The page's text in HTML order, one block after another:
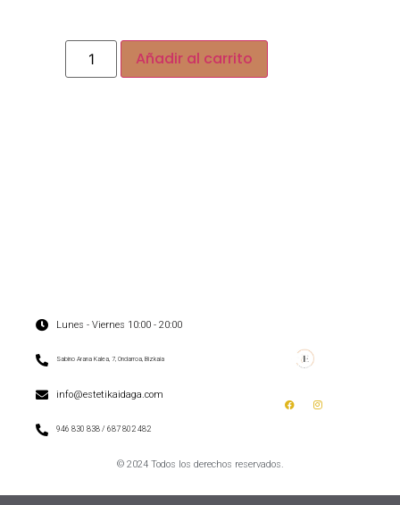
Añadir al carrito
Lunes - Viernes 10:00 - 20:00
Sabino Arana Kalea, 7, Ondarroa, Bizkaia
info@estetikaidaga.com
946 830 838 / 687 802 482
© 2024 Todos los derechos reservados.